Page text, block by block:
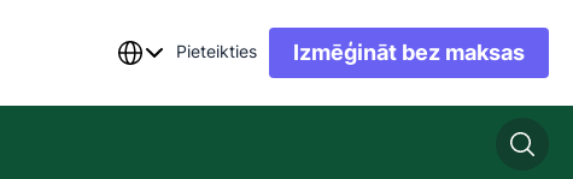
Pieteikties Izmēģināt bez maksas